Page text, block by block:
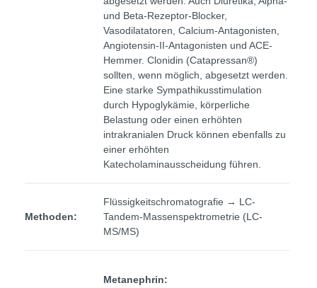
und Beta-Rezeptor-Blocker,
Vasodilatatoren, Calcium-Antagonisten,
Angiotensin-II-Antagonisten und ACE-
Hemmer. Clonidin (Catapressan®)
sollten, wenn möglich, abgesetzt werden.
Eine starke Sympathikusstimulation
durch Hypoglykämie, körperliche
Belastung oder einen erhöhten
intrakranialen Druck können ebenfalls zu
einer erhöhten
Katecholaminausscheidung führen.
Methoden:
Flüssigkeitschromatografie → LC-
Tandem-Massenspektrometrie (LC-
MS/MS)
Metanephrin: